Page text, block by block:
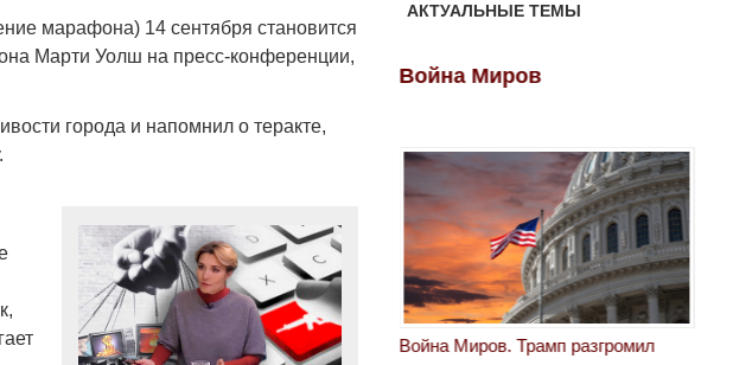
марафона) 14 сентября становится
Марти Уолш на пресс-конференции,
города и напомнил о теракте,
АКТУАЛЬНЫЕ ТЕМЫ
Война Миров. Трамп разгромил
Война Миров
Война Миров. Трамп разгромил